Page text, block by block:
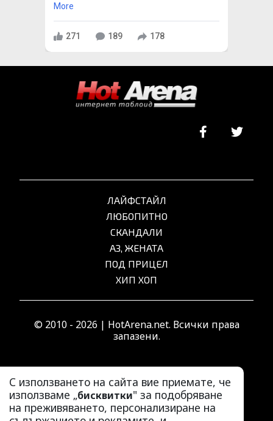
More
271 189 178
С използването на сайта вие приемате, че
използваме „бисквитки" за подобряване
на преживяването, персонализиране на
ЛАЙФСТАЙЛ
ЛЮБОПИТНО
СКАНДАЛИ
АЗ, ЖЕНАТА
ПОД ПРИЦЕЛ
ХИП ХОП
© 2010 - 2026 | HotArena.net. Всички права
запазени.
РЕКЛАМА
КОНТАКТИ
ОБЩИ УСЛОВИЯ